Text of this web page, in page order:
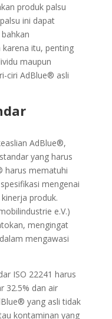
produk palsu
ini dapat
karena itu, penting
maupun
ciri AdBlue® asli
AdBlue®,
yang harus
harus mematuhi
mengenai
produk.
e.V.)
mengingat
mengawasi
ISO 22241 harus
32.5% dan air
yang asli tidak
kontaminan yang